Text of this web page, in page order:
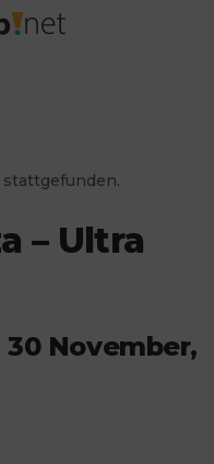
– Ultra
30 November,